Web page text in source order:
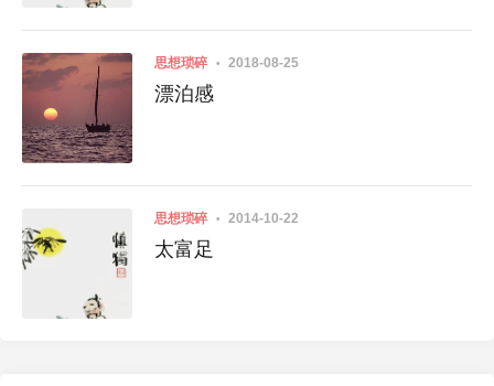
思想琐碎 2018-08-25
漂泊感
思想琐碎 2014-10-22
太富足